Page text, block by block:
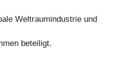
Weltraumindustrie und
beteiligt.